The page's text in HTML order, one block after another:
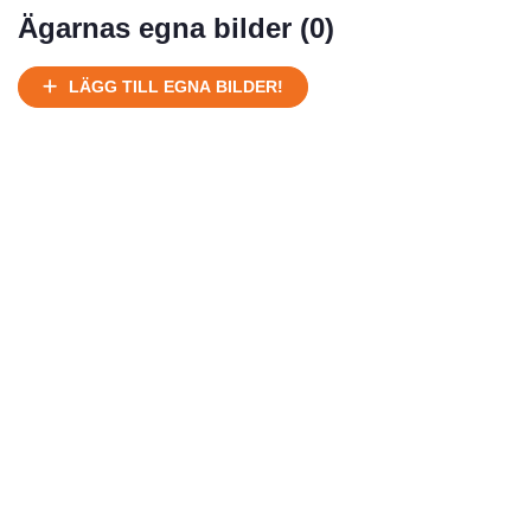
Under normalt skick, kan kräva reparation
Ägarnas egna bilder (0)
LÄGG TILL EGNA BILDER!